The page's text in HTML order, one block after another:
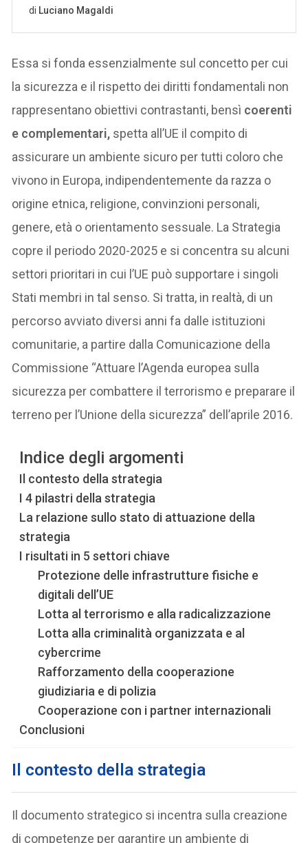
Essa si fonda essenzialmente sul concetto per cui
la sicurezza e il rispetto dei diritti fondamentali non
rappresentano obiettivi contrastanti, bensì coerenti
e complementari, spetta all’UE il compito di
assicurare un ambiente sicuro per tutti coloro che
vivono in Europa, indipendentemente da razza o
origine etnica, religione, convinzioni personali,
genere, età o orientamento sessuale. La Strategia
copre il periodo 2020-2025 e si concentra su alcuni
settori prioritari in cui l’UE può supportare i singoli
Stati membri in tal senso. Si tratta, in realtà, di un
percorso avviato diversi anni fa dalle istituzioni
comunitarie, a partire dalla Comunicazione della
Commissione “Attuare l’Agenda europea sulla
sicurezza per combattere il terrorismo e preparare il
terreno per l’Unione della sicurezza” dell’aprile 2016.
Indice degli argomenti
Il contesto della strategia
I 4 pilastri della strategia
La relazione sullo stato di attuazione della
strategia
I risultati in 5 settori chiave
Protezione delle infrastrutture fisiche e
digitali dell’UE
Lotta al terrorismo e alla radicalizzazione
Lotta alla criminalità organizzata e al
cybercrime
Rafforzamento della cooperazione
giudiziaria e di polizia
Cooperazione con i partner internazionali
Conclusioni
Il contesto della strategia
Il documento strategico si incentra sulla creazione
di competenze per garantire un ambiente di